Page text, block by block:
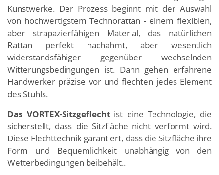
Kunstwerke. Der Prozess beginnt mit der Auswahl
von hochwertigstem Technorattan - einem flexiblen,
aber strapazierfähigen Material, das natürlichen
Rattan perfekt nachahmt, aber wesentlich
widerstandsfähiger gegenüber wechselnden
Witterungsbedingungen ist. Dann gehen erfahrene
Handwerker präzise vor und flechten jedes Element
des Stuhls.
Das VORTEX-Sitzgeflechtist eine Technologie, die
sicherstellt, dass die Sitzfläche nicht verformt wird.
Diese Flechttechnik garantiert, dass die Sitzfläche ihre
Form und Bequemlichkeit unabhängig von den
Wetterbedingungen beibehält..